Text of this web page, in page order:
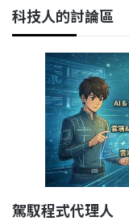
科技人的討論區
駕馭程式代理人